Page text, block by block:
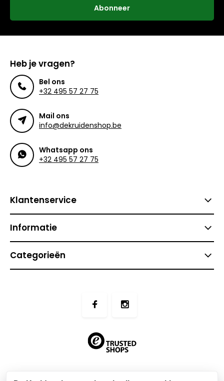
Abonneer
Heb je vragen?
Bel ons
+32 495 57 27 75
Mail ons
info@dekruidenshop.be
Whatsapp ons
+32 495 57 27 75
Klantenservice
Informatie
Categorieën